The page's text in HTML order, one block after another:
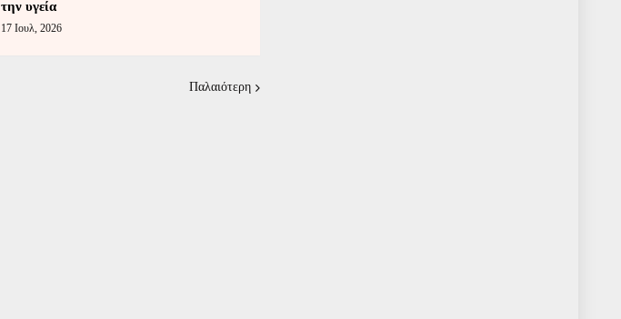
την υγεία
17 Ιουλ, 2026
Παλαιότερη